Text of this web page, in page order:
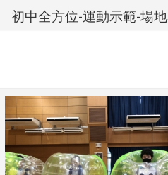
初中全方位-運動示範-場